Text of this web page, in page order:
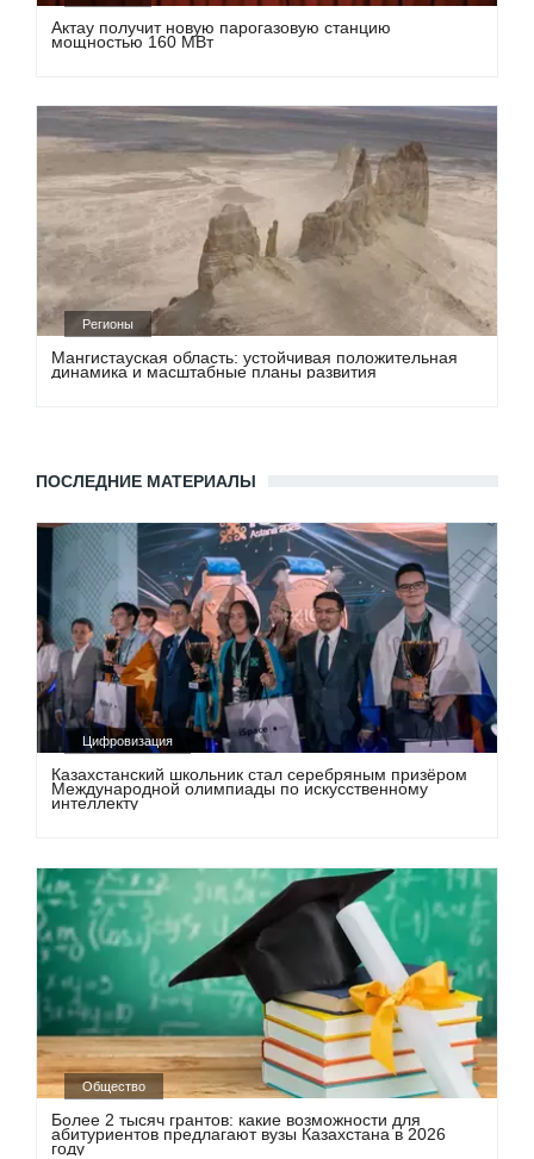
Актау получит новую парогазовую станцию
мощностью 160 МВт
Регионы
Мангистауская область: устойчивая положительная
динамика и масштабные планы развития
ПОСЛЕДНИЕ МАТЕРИАЛЫ
Цифровизация
Казахстанский школьник стал серебряным призёром
Международной олимпиады по искусственному
интеллекту
Общество
Более 2 тысяч грантов: какие возможности для
абитуриентов предлагают вузы Казахстана в 2026
году